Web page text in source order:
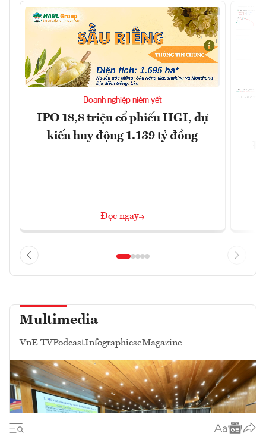
Doanh nghiệp niêm yết
IPO 18,8 triệu cổ phiếu HGI, dự
kiến huy động 1.139 tỷ đồng
Đọc ngay
Multimedia
VnE TVPodcastInfographicseMagazine